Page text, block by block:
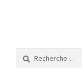
Rechercher :